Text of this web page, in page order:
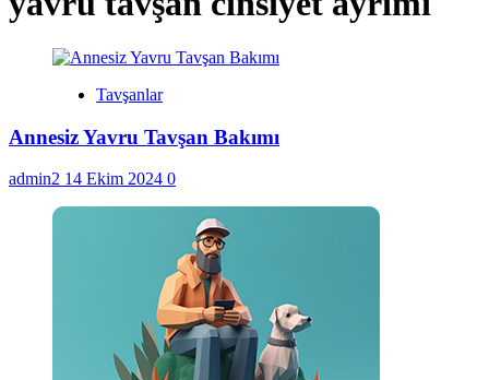
Tavşanlar
Annesiz Yavru Tavşan Bakımı
admin2 14 Ekim 2024 0